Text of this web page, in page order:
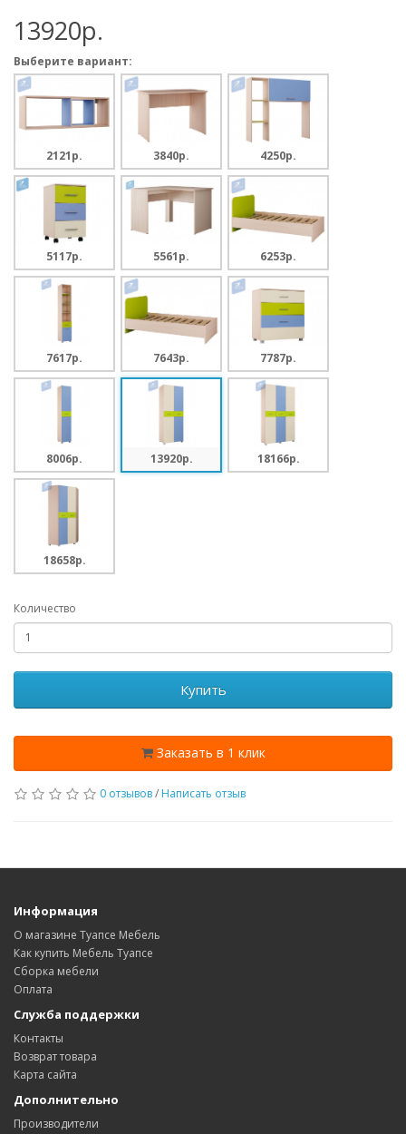
13920p.
Выберите вариант:
2121p. 3840p. 4250p.
5117p. 5561p. 6253p.
7617p. 7643p. 7787p.
8006p. 13920p. 18166p.
18658p.
Количество
Купить
Заказать в 1 клик
0 отзывов/ Написать отзыв
Информация
О магазине Туапсе Мебель
Как купить Мебель Туапсе
Сборка мебели
Оплата
Служба поддержки
Контакты
Возврат товара
Карта сайта
Дополнительно
Производители